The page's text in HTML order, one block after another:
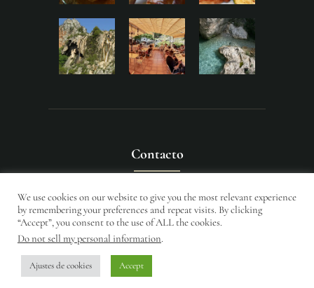
Contacto
Entérese de nuestras novedades!
RedAlert © 2026. All Rights Reserved.
We use cookies on our website to give you the most relevant experience
by remembering your preferences and repeat visits. By clicking
“Accept”, you consent to the use of ALL the cookies.
Do not sell my personal information.
Ajustes de cookies Accept